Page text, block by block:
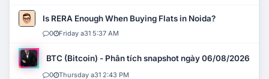
Is RERA Enough When Buying Flats in Noida?
0 Friday a31 5:37 AM
BTC (Bitcoin) - Phân tích snapshot ngày 06/08/2026
0 Thursday a31 2:43 PM